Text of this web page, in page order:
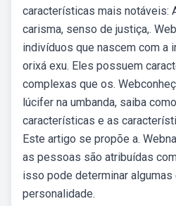
características mais notáveis:
carisma, senso de justiça,.
indivíduos que nascem com a
orixá exu. Eles possuem
complexas que os.
lúcifer na umbanda, saiba
características e as
Este artigo se propõe a.
as pessoas são atribuídas
isso pode determinar
personalidade.